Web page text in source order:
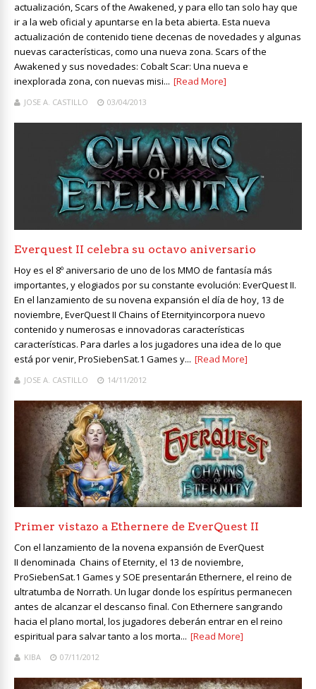
actualización, Scars of the Awakened, y para ello tan solo hay que
ir a la web oficial y apuntarse en la beta abierta. Esta nueva
actualización de contenido tiene decenas de novedades y algunas
nuevas características, como una nueva zona. Scars of the
Awakened y sus novedades: Cobalt Scar: Una nueva e
inexplorada zona, con nuevas misi... [Read More]
JOSE A. CASTILLO 03/04/2013
Everquest II celebra su octavo aniversario
Hoy es el 8º aniversario de uno de los MMO de fantasía más
importantes, y elogiados por su constante evolución: EverQuest II.
En el lanzamiento de su novena expansión el día de hoy, 13 de
noviembre, EverQuest II Chains of Eternityincorpora nuevo
contenido y numerosas e innovadoras características
características. Para darles a los jugadores una idea de lo que
está por venir, ProSiebenSat.1 Games y... [Read More]
JOSE A. CASTILLO 14/11/2012
Primer vistazo a Ethernere de EverQuest II
Con el lanzamiento de la novena expansión de EverQuest
II denominada Chains of Eternity, el 13 de noviembre,
ProSiebenSat.1 Games y SOE presentarán Ethernere, el reino de
ultratumba de Norrath. Un lugar donde los espíritus permanecen
antes de alcanzar el descanso final. Con Ethernere sangrando
hacia el plano mortal, los jugadores deberán entrar en el reino
espiritual para salvar tanto a los morta... [Read More]
KIBA 07/11/2012